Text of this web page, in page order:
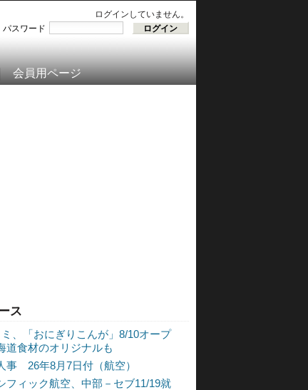
ログインしていません。
パスワード
会員用ページ
ス
、「おにぎりこんが」8/10オープ
食材のオリジナルも
事 26年8月7日付（航空）
フィック航空、中部－セブ11/19就